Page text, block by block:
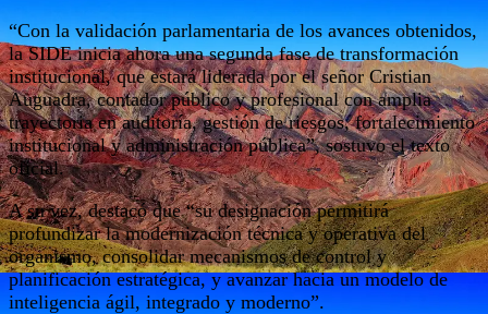
“Con la validación parlamentaria de los avances obtenidos,
la SIDE inicia ahora una segunda fase de transformación
institucional, que estará liderada por el señor Cristian
Auguadra, contador público y profesional con amplia
trayectoria en auditoría, gestión de riesgos, fortalecimiento
institucional y administración pública”, sostuvo el texto
oficial.
A su vez, destacó que “su designación permitirá
profundizar la modernización técnica y operativa del
organismo, consolidar mecanismos de control y
planificación estratégica, y avanzar hacia un modelo de
inteligencia ágil, integrado y moderno”.